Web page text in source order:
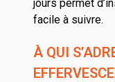
jours permet
facile à suivre.
À QUI